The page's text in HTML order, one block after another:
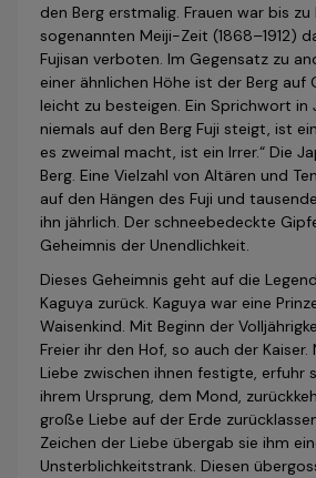
den Berg erstmalig. Frauen war bis zu
sogenannten Meiji-Zeit (1868–1912)
Fujisan verboten. Im Gegensatz zu
einer ähnlichen Höhe ist der Berg auf
leicht zu besteigen. Ein Sprichwort in
niemals auf den Berg Fuji steigt, ist
es zweimal macht, ist ein Irrer.“ Die
Berg. Eine Vielzahl von Altären und
auf den Hängen des Fuji und
ihn jährlich. Der schneebedeckte
Geheimnis der Unendlichkeit.
Dieses Geheimnis geht auf die
Kaguya zurück. Kaguya war eine
Waisenkind. Mit Beginn der
Freier ihr den Hof, so auch der
Liebe zwischen ihnen festigte, erfuhr
ihrem Ursprung, dem Mond,
große Liebe auf der Erde
Zeichen der Liebe übergab sie ihm
Unsterblichkeitstrank. Diesen